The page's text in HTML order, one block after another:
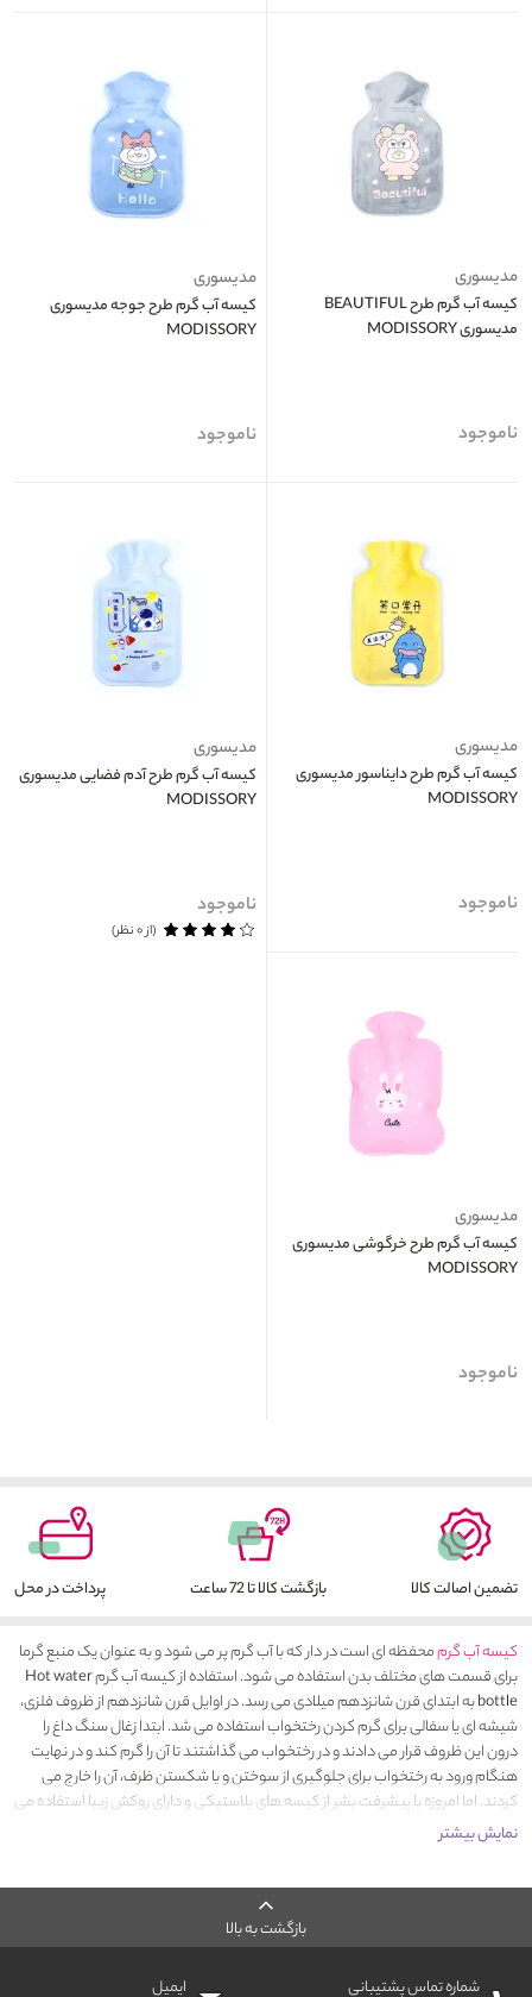
مدیسوری
کیسه آب گرم طرح BEAUTIFUL
مدیسوری MODISSORY
ناموجود
مدیسوری
کیسه آب گرم طرح جوجه مدیسوری
MODISSORY
ناموجود
مدیسوری
کیسه آب گرم طرح دایناسور مدیسوری
MODISSORY
ناموجود
مدیسوری
کیسه آب گرم طرح آدم فضایی مدیسوری
MODISSORY
ناموجود
(از ۰ نظر)
مدیسوری
کیسه آب گرم طرح خرگوشی مدیسوری
MODISSORY
ناموجود
تضمین اصالت کالا بازگشت کالا تا 72 ساعت پرداخت در محل
کیسه آب گرممحفظه‌ ای است در دار که با آب گرم پر می‌ شود و به عنوان یک منبع گرما
برای قسمت‌ های مختلف بدن استفاده می‌ شود. استفاده از کیسه آب گرمHot water
bottleبه ابتدای قرن شانزدهم میلادی می رسد. در اوایل قرن شانزدهم از ظروف فلزی،
شیشه ای یا سفالی برای گرم کردن رختخواب استفاده می‎ شد. ابتدا زغال سنگ داغ را
درون این ظروف قرار می دادند و در رختخواب می گذاشتند تا آن را گرم کند و در نهایت
کردند. اما امروزه با پیشرفت بشر از کیسه‌ های پلاستیکی و دارای روکش زیبا استفاده می‌
شود.
کیسه آب گرم وسیله ای کاربردی و مقرون به صرفه برای رهایی از درد است. از کیسه آب
گرم برای اسپاسم زمان قاعدگی، درد گردن و عضلات گرفته به خصوص برای ورزشکاران
استفاده می شود. بسیاری از زنان باردار مشکل گردش خون ضعیف در پاهای خود دارند و
کیسه آب گرم برای گرم کردن و بهبود جریان خون پا در طول شب و در نتیجه یک خواب
نمایش بیشتر
بازگشت به بالا
شماره تماس پشتیبانی ایمیل